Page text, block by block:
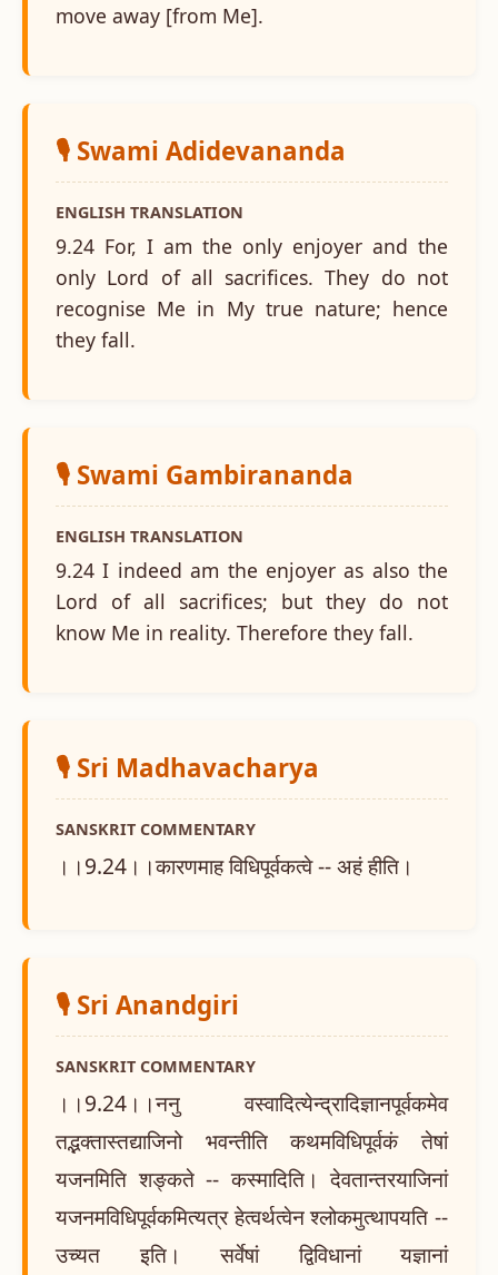
move away [from Me].
🎙️ Swami Adidevananda
ENGLISH TRANSLATION
9.24 For, I am the only enjoyer and the
only Lord of all sacrifices. They do not
recognise Me in My true nature; hence
they fall.
🎙️ Swami Gambirananda
ENGLISH TRANSLATION
9.24 I indeed am the enjoyer as also the
Lord of all sacrifices; but they do not
know Me in reality. Therefore they fall.
🎙️ Sri Madhavacharya
SANSKRIT COMMENTARY
।।9.24।।कारणमाह विधिपूर्वकत्वे -- अहं हीति।
🎙️ Sri Anandgiri
SANSKRIT COMMENTARY
।।9.24।।ननु वस्वादित्येन्द्रादिज्ञानपूर्वकमेव
तद्भक्तास्तद्याजिनो भवन्तीति कथमविधिपूर्वकं तेषां
यजनमिति शङ्कते -- कस्मादिति। देवतान्तरयाजिनां
यजनमविधिपूर्वकमित्यत्र हेत्वर्थत्वेन श्लोकमुत्थापयति --
उच्यत इति। सर्वेषां द्विविधानां यज्ञानां